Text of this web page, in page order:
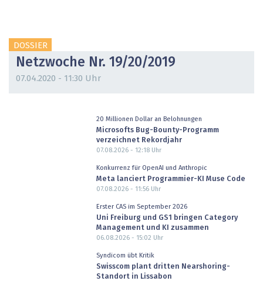
DOSSIER
Netzwoche Nr. 19/20/2019
07.04.2020 - 11:30 Uhr
20 Millionen Dollar an Belohnungen
Microsofts Bug-Bounty-Programm
verzeichnet Rekordjahr
07.08.2026 - 12:18Uhr
Konkurrenz für OpenAI und Anthropic
Meta lanciert Programmier-KI Muse Code
07.08.2026 - 11:56Uhr
Erster CAS im September 2026
Uni Freiburg und GS1 bringen Category
Management und KI zusammen
06.08.2026 - 15:02 Uhr
Syndicom übt Kritik
Swisscom plant dritten Nearshoring-
Standort in Lissabon